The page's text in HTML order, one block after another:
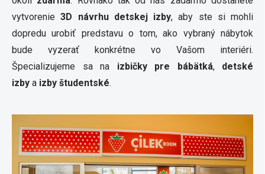
vytvorenie3D návrhu detskej izby, aby ste si mohli
dopredu urobiť predstavu o tom, ako vybraný nábytok
bude vyzerať konkrétne vo Vašom interiéri.
Špecializujeme sa na izbičky pre bábätká, detské
izby a izby študentské.